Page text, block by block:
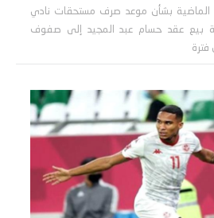
الماضية بشأن موعد صرف مستحقات نادي
بيع عقد حسام عبد المجيد إلى صفوف
فترة